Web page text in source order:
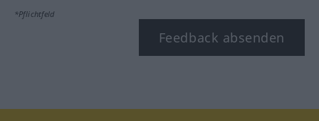
*Pflichtfeld
Feedback absenden